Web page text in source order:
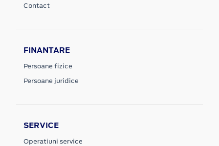
Contact
FINANTARE
Persoane fizice
Persoane juridice
SERVICE
Operatiuni service